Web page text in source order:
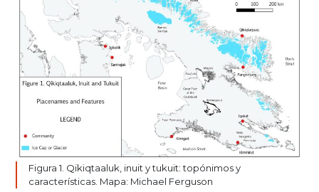
Figura 1. Qikiqtaaluk, inuit y tukuit: topónimos y
características. Mapa: Michael Ferguson